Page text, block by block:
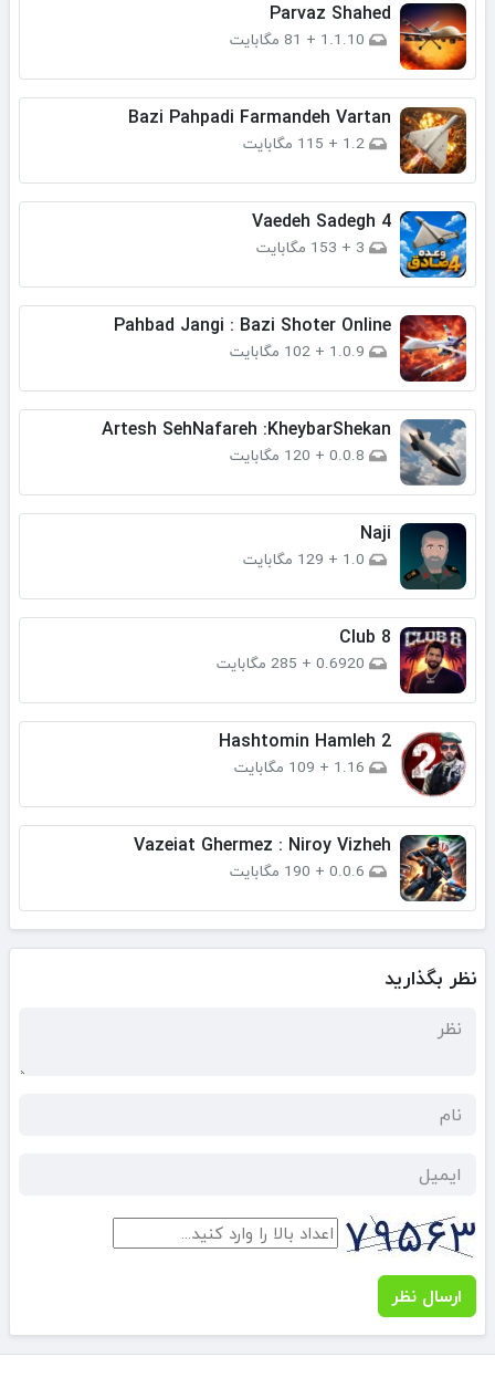
Parvaz Shahed
1.1.10
+ 81 مگابایت
Bazi Pahpadi Farmandeh Vartan
1.2
+ 115 مگابایت
Vaedeh Sadegh 4
3
+ 153 مگابایت
Pahbad Jangi : Bazi Shoter Online
1.0.9
+ 102 مگابایت
Artesh SehNafareh :KheybarShekan
0.0.8
+ 120 مگابایت
Naji
1.0
+ 129 مگابایت
Club 8
0.6920
+ 285 مگابایت
Hashtomin Hamleh 2
1.16
+ 109 مگابایت
Vazeiat Ghermez : Niroy Vizheh
0.0.6
+ 190 مگابایت
نظر بگذارید
ارسال نظر